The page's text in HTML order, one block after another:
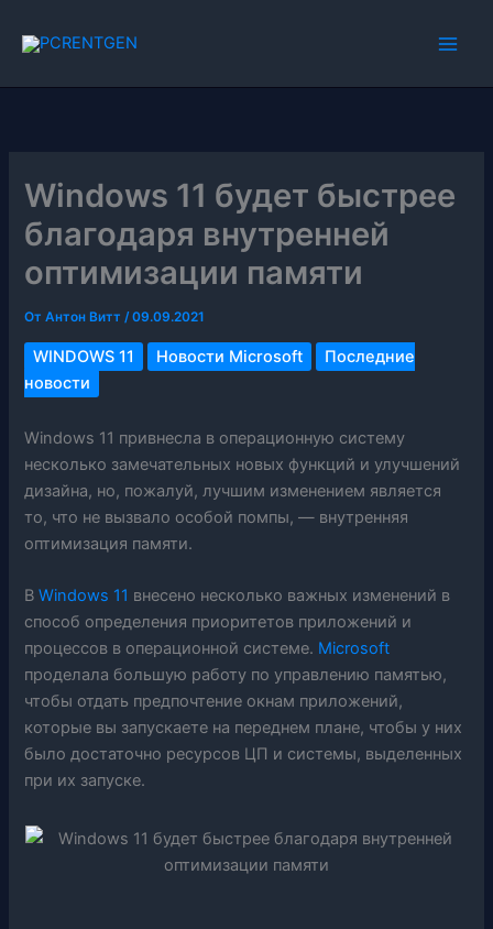
Windows 11 будет быстрее
благодаря внутренней
оптимизации памяти
ОтАнтон Витт/09.09.2021
WINDOWS 11 Новости Microsoft
Последние
новости
Windows 11 привнесла в операционную систему
несколько замечательных новых функций и улучшений
дизайна, но, пожалуй, лучшим изменением является
то, что не вызвало особой помпы, — внутренняя
оптимизация памяти.
ВWindows 11 внесено несколько важных изменений в
способ определения приоритетов приложений и
процессов в операционной системе. Microsoft
проделала большую работу по управлению памятью,
чтобы отдать предпочтение окнам приложений,
которые вы запускаете на переднем плане, чтобы у них
было достаточно ресурсов ЦП и системы, выделенных
при их запуске.